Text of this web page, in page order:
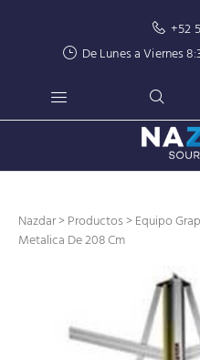
+52
De Lunes a Viernes
Nazdar>Productos>Equipo
Metalica De 208 Cm